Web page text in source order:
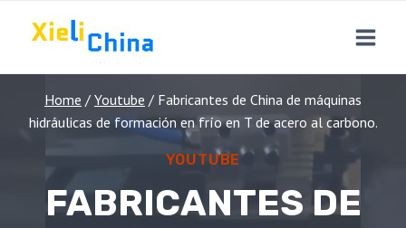
Home / Youtube / Fabricantes de China de máquinas
hidráulicas de formación en frío en T de acero al carbono.
YOUTUBE
FABRICANTES DE